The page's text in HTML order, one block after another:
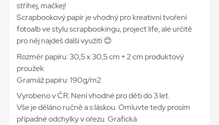
stříhej, mačkej!
Scrapbookový papír je vhodný pro kreativní tvoření
fotoalb ve stylu scrapbookingu, project life, ale určitě
pro něj najdeš další využití 😊
Rozměr papíru: 30,5 x 30,5 cm + 2 cm produktový
proužek
Gramáž papíru: 190g/m2
Vyrobeno v ČR. Není vhodné pro děti do 3 let.
Vše je děláno ručně a s láskou. Omluvte tedy prosím
případné odchylky v ořezu. Grafická